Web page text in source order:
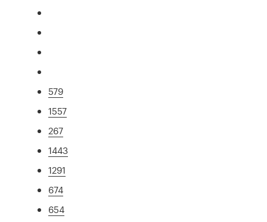
579
1557
267
1443
1291
674
654